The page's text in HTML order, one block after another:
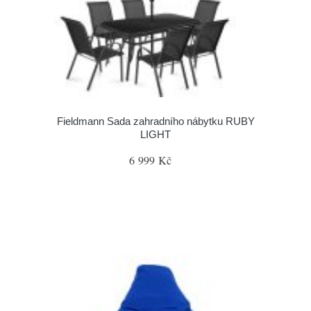
Fieldmann Sada zahradního nábytku RUBY
LIGHT
6 999 Kč